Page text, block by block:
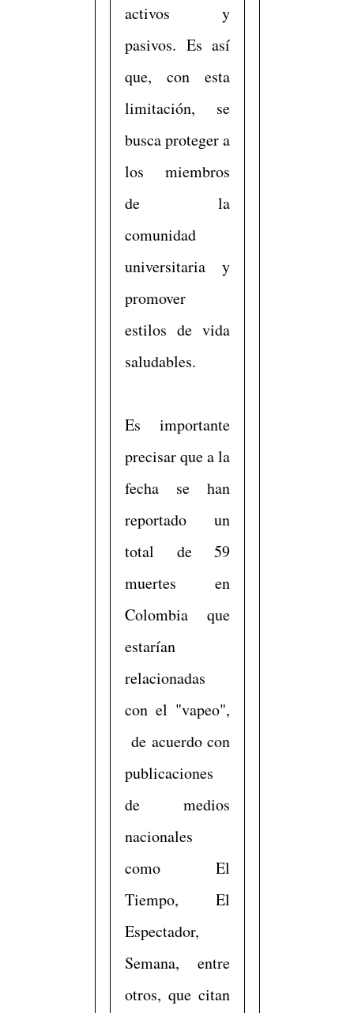
activos y
pasivos. Es así
que, con esta
limitación, se
busca proteger a
los miembros
de la
comunidad
universitaria y
promover
estilos de vida
saludables.
Es importante
precisar que a la
fecha se han
reportado un
total de 59
muertes en
Colombia que
estarían
relacionadas
con el "vapeo",
de acuerdo con
publicaciones
de medios
nacionales
como El
Tiempo, El
Espectador,
Semana, entre
otros, que citan